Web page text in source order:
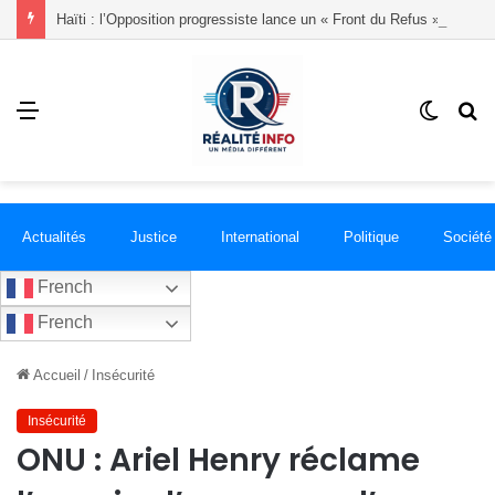
Menu
Switch
Actualités Justice International Politique Société
French
French
Accueil / Insécurité
Insécurité
ONU : Ariel Henry réclame